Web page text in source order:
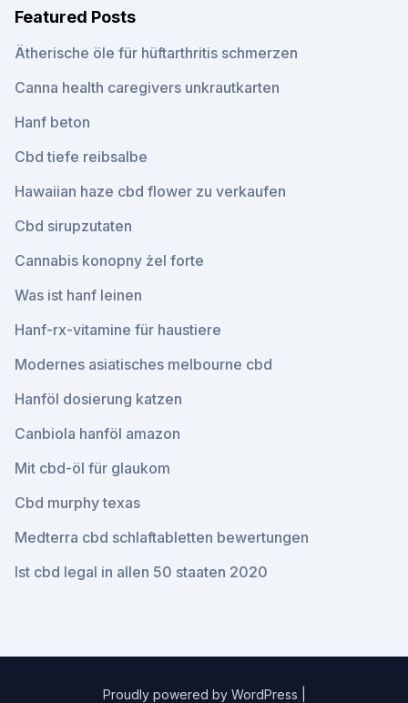
Featured Posts
Ätherische öle für hüftarthritis schmerzen
Canna health caregivers unkrautkarten
Hanf beton
Cbd tiefe reibsalbe
Hawaiian haze cbd flower zu verkaufen
Cbd sirupzutaten
Cannabis konopny żel forte
Was ist hanf leinen
Hanf-rx-vitamine für haustiere
Modernes asiatisches melbourne cbd
Hanföl dosierung katzen
Canbiola hanföl amazon
Mit cbd-öl für glaukom
Cbd murphy texas
Medterra cbd schlaftabletten bewertungen
Ist cbd legal in allen 50 staaten 2020
Proudly powered by WordPress